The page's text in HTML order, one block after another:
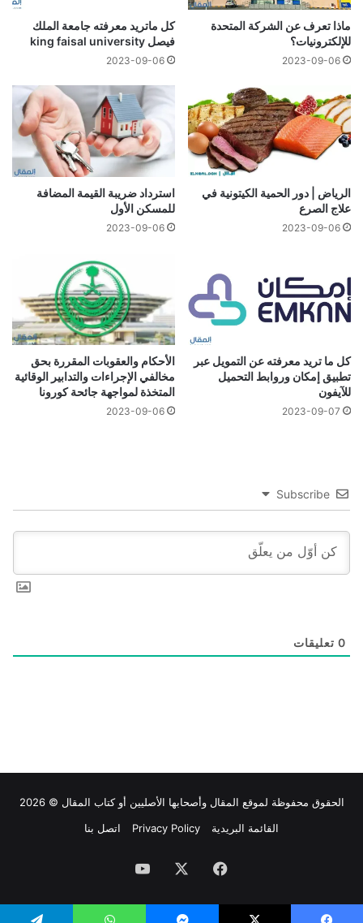
ماذا تعرف عن الشركة المتحدة
للإلكترونيات؟
2023-09-06
كل ماتريد معرفته جامعة الملك
فيصل king faisal university
2023-09-06
الرياض | دور الحمية الكيتونية في
علاج الصرع
2023-09-06
استرداد ضريبة القيمة المضافة
للمسكن الأول
2023-09-06
كل ما تريد معرفته عن التمويل عبر
تطبيق إمكان وروابط التحميل
للآيفون
2023-09-07
الأحكام والعقوبات المقررة بحق
مخالفي الإجراءات والتدابير الوقائية
المتخذة لمواجهة جائحة كورونا
2023-09-06
Subscribe
0 تعليقات
الحقوق محفوظة لموقع المقال وأصحابها الأصليين أو كتاب المقال © 2026
القائمة البريدية
Privacy Policy اتصل بنا
فيسبوك ‫YouTube